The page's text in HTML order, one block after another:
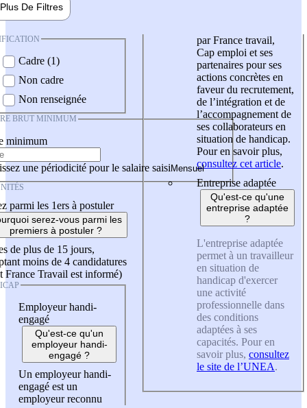
Plus De Filtres
Cadre (1)
Non cadre
Non renseignée
BRUT MINIMUM
minimum
une périodicité pour le salaire saisi
parmi les 1ers à postuler
serez-vous parmi les
premiers à postuler ?
de plus de 15 jours,
moins de 4 candidatures
France Travail est informé)
Employeur handi-
engagé
Qu'est-ce qu'un
employeur handi-
engagé ?
Un employeur handi-
engagé est un
employeur reconnu
par France travail,
Cap emploi et ses
partenaires pour ses
actions concrètes en
faveur du recrutement,
de l’intégration et de
l’accompagnement de
ses collaborateurs en
situation de handicap.
Pour en savoir plus,
consultez cet article.
Entreprise adaptée
Qu'est-ce qu'une
entreprise adaptée
?
L'entreprise adaptée
permet à un travailleur
en situation de
handicap d'exercer
une activité
professionnelle dans
des conditions
adaptées à ses
capacités. Pour en
savoir plus, consultez
le site de l’UNEA.